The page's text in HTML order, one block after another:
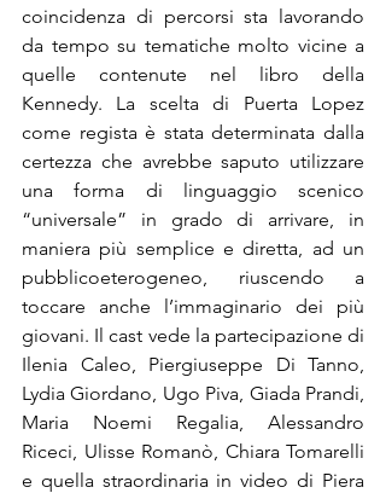
coincidenza di percorsi sta lavorando
da tempo su tematiche molto vicine a
quelle contenute nel libro della
Kennedy. La scelta di Puerta Lopez
come regista è stata determinata dalla
certezza che avrebbe saputo utilizzare
una forma di linguaggio scenico
“universale” in grado di arrivare, in
maniera più semplice e diretta, ad un
pubblicoeterogeneo, riuscendo a
toccare anche l’immaginario dei più
giovani. Il cast vede la partecipazione di
Ilenia Caleo, Piergiuseppe Di Tanno,
Lydia Giordano, Ugo Piva, Giada Prandi,
Maria Noemi Regalia, Alessandro
Riceci, Ulisse Romanò, Chiara Tomarelli
e quella straordinaria in video di Piera